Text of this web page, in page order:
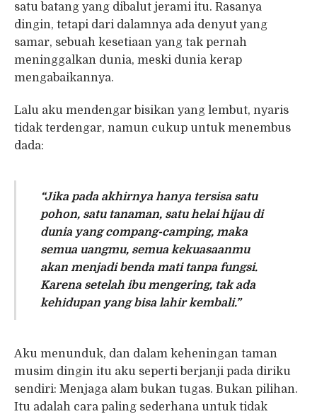
satu batang yang dibalut jerami itu. Rasanya
dingin, tetapi dari dalamnya ada denyut yang
samar, sebuah kesetiaan yang tak pernah
meninggalkan dunia, meski dunia kerap
mengabaikannya.
Lalu aku mendengar bisikan yang lembut, nyaris
tidak terdengar, namun cukup untuk menembus
dada:
“Jika pada akhirnya hanya tersisa satu
pohon, satu tanaman, satu helai hijau di
dunia yang compang-camping, maka
semua uangmu, semua kekuasaanmu
akan menjadi benda mati tanpa fungsi.
Karena setelah ibu mengering, tak ada
kehidupan yang bisa lahir kembali.”
Aku menunduk, dan dalam keheningan taman
musim dingin itu aku seperti berjanji pada diriku
sendiri: Menjaga alam bukan tugas. Bukan pilihan.
Itu adalah cara paling sederhana untuk tidak